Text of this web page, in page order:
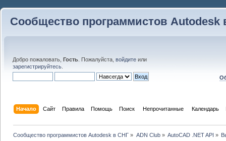
Сообщество программистов Autodesk
Добро пожаловать, Гость . Пожалуйста, войдите или
зарегистрируйтесь
Начало Сайт Правила Помощь Поиск Непрочитанные Календарь
Сообщество программистов Autodesk в СНГ » ADN Club» AutoCAD .NET API »